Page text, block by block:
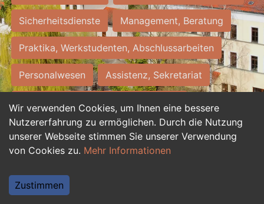
Wir verwenden Cookies, um Ihnen eine bessere
Nutzererfahrung zu ermöglichen. Durch die Nutzung
unserer Webseite stimmen Sie unserer Verwendung
von Cookies zu. Mehr Informationen
Zustimmen
Sicherheitsdienste Management, Beratung
Praktika, Werkstudenten, Abschlussarbeiten
Personalwesen Assistenz, Sekretariat
Hilfskräfte, Aushilfs- und Nebenjobs
Einkauf, Logistik, Materialwirtschaft
Weiterbildung, Studium, duale Ausbildung
Tourismus